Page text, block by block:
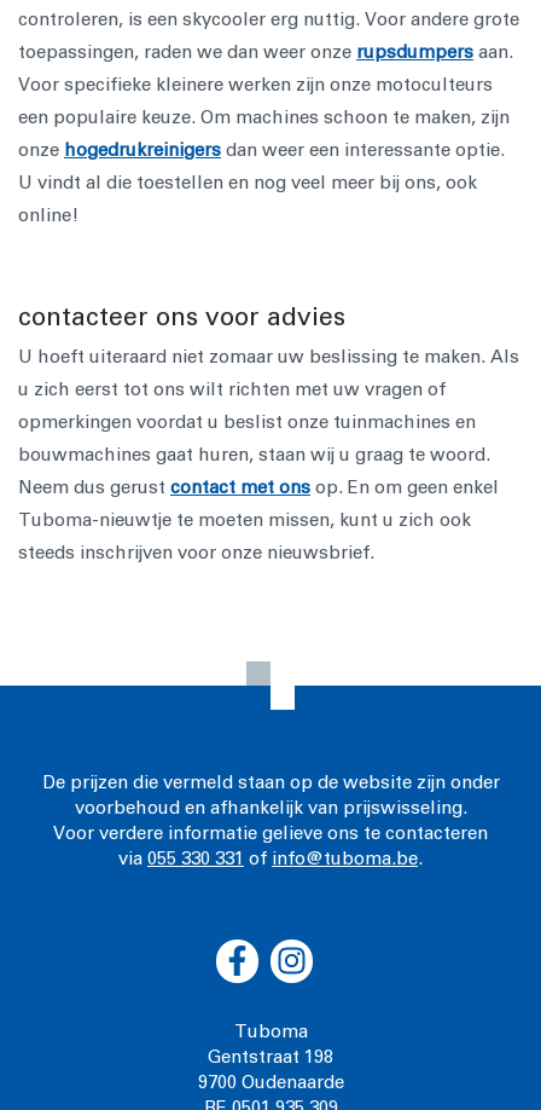
controleren, is een skycooler erg nuttig. Voor andere grote
toepassingen, raden we dan weer onze rupsdumpers aan.
Voor specifieke kleinere werken zijn onze motoculteurs
een populaire keuze. Om machines schoon te maken, zijn
onze hogedrukreinigers dan weer een interessante optie.
U vindt al die toestellen en nog veel meer bij ons, ook
online!
contacteer ons voor advies
U hoeft uiteraard niet zomaar uw beslissing te maken. Als
u zich eerst tot ons wilt richten met uw vragen of
opmerkingen voordat u beslist onze tuinmachines en
bouwmachines gaat huren, staan wij u graag te woord.
Neem dus gerust contact met ons op. En om geen enkel
Tuboma-nieuwtje te moeten missen, kunt u zich ook
steeds inschrijven voor onze nieuwsbrief.
De prijzen die vermeld staan op de website zijn onder
voorbehoud en afhankelijk van prijswisseling.
Voor verdere informatie gelieve ons te contacteren
via 055 330 331 of info@tuboma.be.
Tuboma
Gentstraat 198
9700 Oudenaarde